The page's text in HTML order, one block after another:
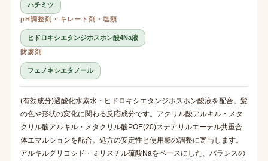
ハチミツ
pH調整剤・キレート剤・塩類
ヒドロキシエタンジホスホン酸4Na液
防腐剤
フェノキシエタノール
(有効成分)過酸化水素水・ヒドロキシエタンジホスホン酸液を配合。髪
の色や形状の変化に関わる反応成分です。アクリル酸アルキル・メタ
クリル酸アルキル・メタクリル酸POE(20)ステアリルエーテル共重合
体エマルションを配合。処方の安定性と使用感の調整に寄与します。
アルキルグリコシド・ミリスチル硫酸Naをベースにした、バランスの